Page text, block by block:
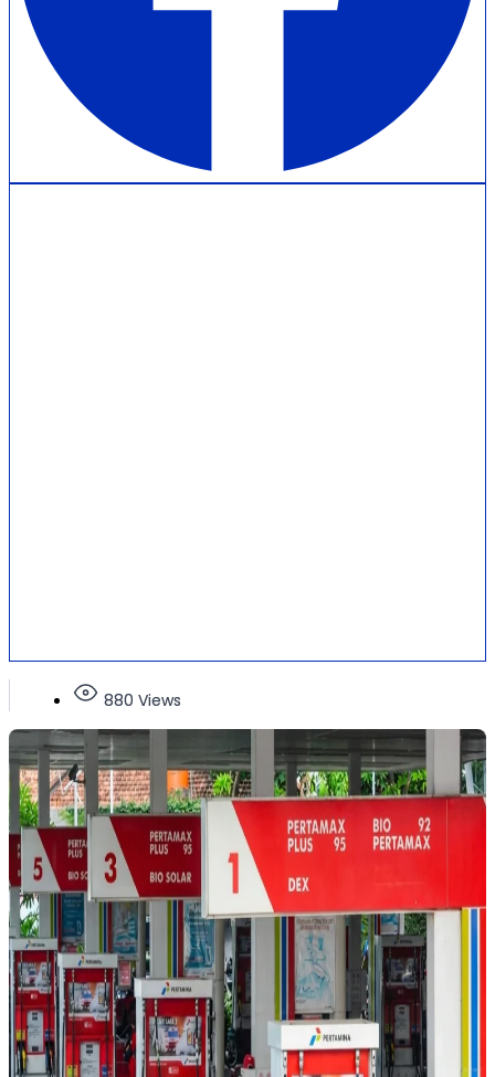
880 Views